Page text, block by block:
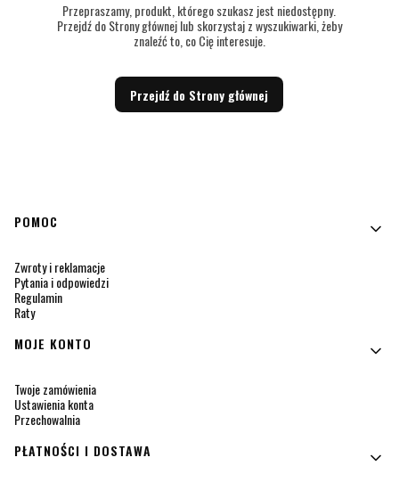
Przepraszamy, produkt, którego szukasz jest niedostępny.
Przejdź do Strony głównej lub skorzystaj z wyszukiwarki, żeby
znaleźć to, co Cię interesuje.
Przejdź do Strony głównej
Linki w stopce
POMOC
Zwroty i reklamacje
Pytania i odpowiedzi
Regulamin
Raty
MOJE KONTO
Twoje zamówienia
Ustawienia konta
Przechowalnia
PŁATNOŚCI I DOSTAWA